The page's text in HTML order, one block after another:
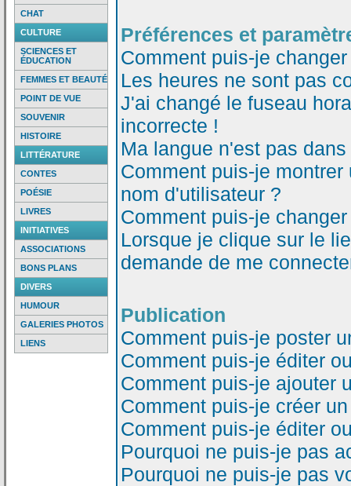
CHAT
CULTURE
SCIENCES ET
ÉDUCATION
FEMMES ET BEAUTÉ
POINT DE VUE
SOUVENIR
HISTOIRE
LITTÉRATURE
CONTES
POÉSIE
LIVRES
INITIATIVES
ASSOCIATIONS
BONS PLANS
DIVERS
HUMOUR
GALERIES PHOTOS
LIENS
Préférences et
Comment puis-je
Les heures ne sont pas
J'ai changé le fuseau
incorrecte !
Ma langue n'est pas
Comment puis-je
nom d'utilisateur ?
Comment puis-je
Lorsque je clique sur le
demande de me
Publication
Comment puis-je poster
Comment puis-je éditer
Comment puis-je ajouter
Comment puis-je créer
Comment puis-je éditer
Pourquoi ne puis-je pas
Pourquoi ne puis-je pas